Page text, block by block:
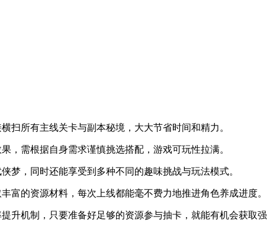
扫所有主线关卡与副本秘境，大大节省时间和精力。
，需根据自身需求谨慎挑选搭配，游戏可玩性拉满。
梦，同时还能享受到多种不同的趣味挑战与玩法模式。
富的资源材料，每次上线都能毫不费力地推进角色养成进度。
升机制，只要准备好足够的资源参与抽卡，就能有机会获取强